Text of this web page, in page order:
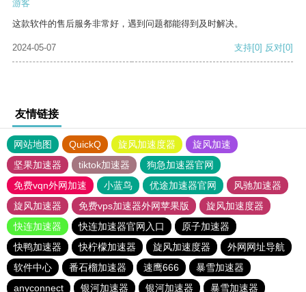
游客
这款软件的售后服务非常好，遇到问题都能得到及时解决。
2024-05-07 支持[0] 反对[0]
友情链接
网站地图 QuickQ 旋风加速度器
旋风加速
坚果加速器
tiktok加速器
狗急加速器官网
免费vqn外网加速
小蓝鸟 优途加速器官网
风驰加速器
旋风加速器
免费vps加速器外网苹果版
旋风加速度器
快连加速器
快连加速器官网入口
原子加速器
快鸭加速器
快柠檬加速器 旋风加速度器
外网网址导航
软件中心
番石榴加速器 速鹰666
暴雪加速器
anyconnect
银河加速器 银河加速器 暴雪加速器